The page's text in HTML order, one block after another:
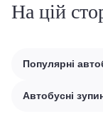
На цій
Популярні
Автобусні